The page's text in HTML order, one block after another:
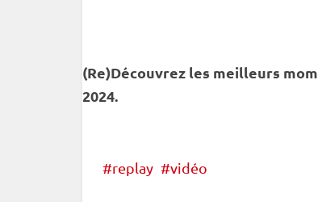
(Re)Découvrez les meilleurs
2024.
replay vidéo